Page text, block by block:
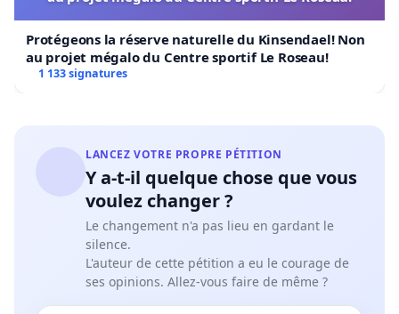
Protégeons la réserve naturelle du Kinsendael! Non
au projet mégalo du Centre sportif Le Roseau!
1 133 signatures
LANCEZ VOTRE PROPRE PÉTITION
Y a-t-il quelque chose que vous
voulez changer ?
Le changement n'a pas lieu en gardant le
silence.
L'auteur de cette pétition a eu le courage de
ses opinions. Allez-vous faire de même ?